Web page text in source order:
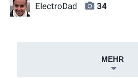
ElectroDad 34
MEHR